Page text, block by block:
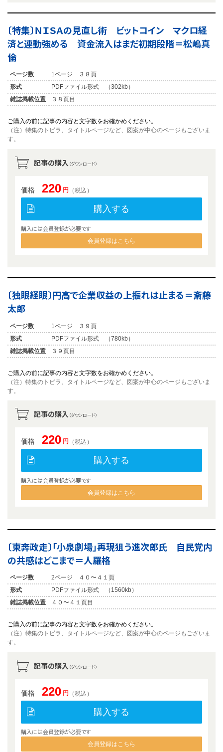
〔特集〕ＮＩＳＡの見直し術 ビットコイン マクロ経
済と連動強める 資金流入はまだ初期段階＝松嶋真
倫
ページ数
1ページ ３８頁
形式
PDFファイル形式 （302kb）
雑誌掲載位置
３８頁目
ご購入の前に記事の内容と文字数をお確かめください。
（注）特集のトビラ、タイトルページなど、図案が中心のページもございま
す。
記事の購入 （ダウンロード）
価格 220 円 （税込）
購入する
購入には会員登録が必要です
会員登録はこちら
〔独眼経眼〕円高で企業収益の上振れは止まる＝斎藤
太郎
ページ数
1ページ ３９頁
形式
PDFファイル形式 （780kb）
雑誌掲載位置
３９頁目
ご購入の前に記事の内容と文字数をお確かめください。
（注）特集のトビラ、タイトルページなど、図案が中心のページもございま
す。
記事の購入 （ダウンロード）
価格 220 円 （税込）
購入する
購入には会員登録が必要です
会員登録はこちら
〔東奔政走〕「小泉劇場」再現狙う進次郎氏 自民党内
の共感はどこまで＝人羅格
ページ数
2ページ ４０〜４１頁
形式
PDFファイル形式 （1560kb）
雑誌掲載位置
４０〜４１頁目
ご購入の前に記事の内容と文字数をお確かめください。
（注）特集のトビラ、タイトルページなど、図案が中心のページもございま
す。
記事の購入 （ダウンロード）
価格 220 円 （税込）
購入する
購入には会員登録が必要です
会員登録はこちら